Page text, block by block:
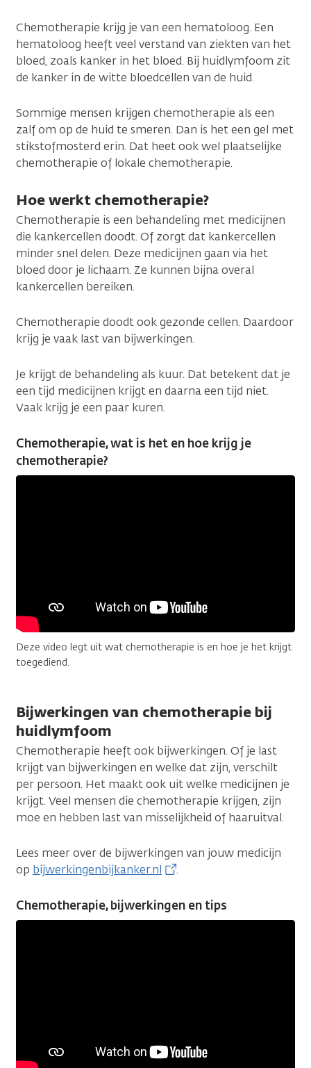
Chemotherapie krijg je van een hematoloog. Een
hematoloog heeft veel verstand van ziekten van het
bloed, zoals kanker in het bloed. Bij huidlymfoom zit
de kanker in de witte bloedcellen van de huid.
Sommige mensen krijgen chemotherapie als een
zalf om op de huid te smeren. Dan is het een gel met
stikstofmosterd erin. Dat heet ook wel plaatselijke
chemotherapie of lokale chemotherapie.
Hoe werkt chemotherapie?
Chemotherapie is een behandeling met medicijnen
die kankercellen doodt. Of zorgt dat kankercellen
minder snel delen. Deze medicijnen gaan via het
bloed door je lichaam. Ze kunnen bijna overal
kankercellen bereiken.
Chemotherapie doodt ook gezonde cellen. Daardoor
krijg je vaak last van bijwerkingen.
Je krijgt de behandeling als kuur. Dat betekent dat je
een tijd medicijnen krijgt en daarna een tijd niet.
Vaak krijg je een paar kuren.
Chemotherapie, wat is het en hoe krijg je
chemotherapie?
Deze video legt uit wat chemotherapie is en hoe je het krijgt
toegediend.
Bijwerkingen van chemotherapie bij
huidlymfoom
Chemotherapie heeft ook bijwerkingen. Of je last
krijgt van bijwerkingen en welke dat zijn, verschilt
per persoon. Het maakt ook uit welke medicijnen je
krijgt. Veel mensen die chemotherapie krijgen, zijn
moe en hebben last van misselijkheid of haaruitval.
Lees meer over de bijwerkingen van jouw medicijn
op bijwerkingenbijkanker.nl .
Chemotherapie, bijwerkingen en tips